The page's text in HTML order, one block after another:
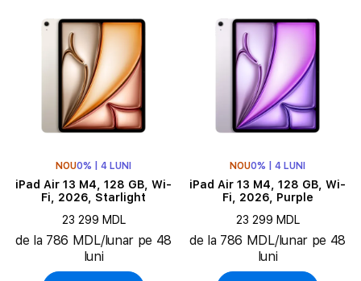
NOU0% | 4 LUNI
iPad Air 13 M4, 128 GB, Wi-
Fi, 2026, Starlight
23 299 MDL
de la 786 MDL/lunar pe 48
luni
NOU0% | 4 LUNI
iPad Air 13 M4, 128 GB, Wi-
Fi, 2026, Purple
23 299 MDL
de la 786 MDL/lunar pe 48
luni